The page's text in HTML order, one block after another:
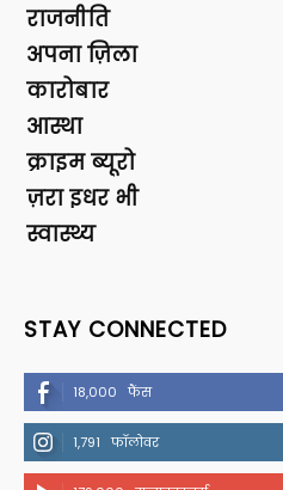
राजनीति
अपना ज़िला
कारोबार
आस्था
क्राइम ब्यूरो
ज़रा इधर भी
स्वास्थ्य
STAY CONNECTED
18,000 फैंस
1,791 फॉलोवर